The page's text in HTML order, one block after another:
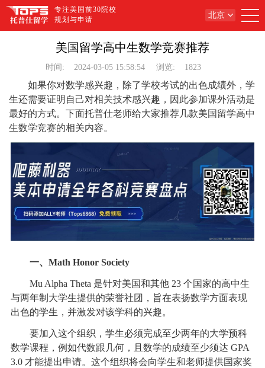
专注美国前30院校
规划与申请
北京
美国留学高中生数学竞赛推荐
时间: 2024-03-05 15:58:54 浏览: 1823
如果你对数学感兴趣，除了学校考试的出色成绩外，学
生还需要证明自己对相关技术感兴趣，因此参加课外活动是
最好的方式。下面托普仕老师给大家推荐几款美国留学高中
生数学竞赛的相关内容。
一、Math Honor Society
Mu Alpha Theta 是针对美国和其他 23 个国家的高中生
与两年制大学生提供的荣誉社团，旨在表扬数学方面表现
出色的学生，并激发对该学科的兴趣。
要加入这个组织，学生必须完成至少两年的大学预科
数学课程，例如代数跟几何，且数学的成绩至少须达 GPA
3.0 才能提出申请。这个组织将会向学生和老师提供国家奖